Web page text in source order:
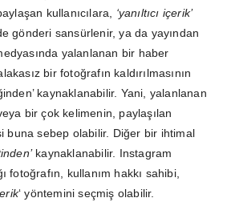
kullanıcılara, ‘yanıltıcı içerik’
gönderi sansürlenir, ya da yayından
yalanlanan bir haber
bir fotoğrafın kaldırılmasının
kaynaklanabilir. Yani, yalanlanan
bir çok kelimenin, paylaşılan
buna sebep olabilir. Diğer bir ihtimal
kaynaklanabilir. Instagram
fotoğrafın, kullanım hakkı sahibi,
‘ yöntemini seçmiş olabilir.